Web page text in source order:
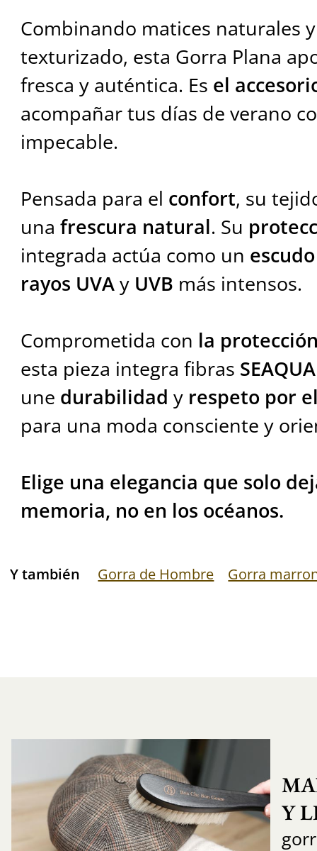
Combinando matices naturales
texturizado, esta Gorra Plana
fresca y auténtica. Es el
acompañar tus días de verano
impecable.
Pensada para el confort, su
una frescura natural. Su
integrada actúa como un
rayos UVAy UVB más intensos.
Comprometida con la
esta pieza integra fibras
une durabilidad y respeto por
para una moda consciente y
Elige una elegancia que solo
memoria, no en los océanos.
Y también Gorra de Hombre Gorra
Y